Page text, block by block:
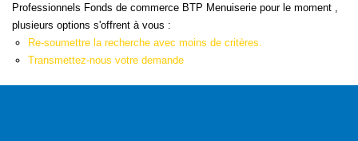
Location Cure / Vacances
Créer une alerte
Professionnels Fonds de commerce BTP Menuiserie pour le moment ,
plusieurs options s'offrent à vous :
Re-soumettre la recherche avec moins de critères.
Transmettez-nous votre demande